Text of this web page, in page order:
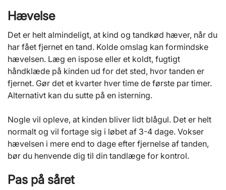
Hævelse
Det er helt almindeligt, at kind og tandkød hæver, når du
har fået fjernet en tand. Kolde omslag kan formindske
hævelsen. Læg en ispose eller et koldt, fugtigt
håndklæde på kinden ud for det sted, hvor tanden er
fjernet. Gør det et kvarter hver time de første par timer.
Alternativt kan du sutte på en isterning.
Nogle vil opleve, at kinden bliver lidt blågul. Det er helt
normalt og vil fortage sig i løbet af 3-4 dage. Vokser
hævelsen i mere end to dage efter fjernelse af tanden,
bør du henvende dig til din tandlæge for kontrol.
Pas på såret